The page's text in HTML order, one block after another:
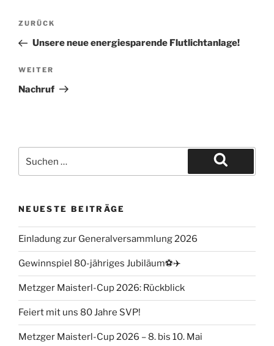
ZURÜCK
Unsere neue energiesparende Flutlichtanlage!
WEITER
Nachruf
NEUESTE BEITRÄGE
Einladung zur Generalversammlung 2026
Gewinnspiel 80-jähriges Jubiläum⚽️✈️
Metzger Maisterl-Cup 2026: Rückblick
Feiert mit uns 80 Jahre SVP!
Metzger Maisterl-Cup 2026 – 8. bis 10. Mai